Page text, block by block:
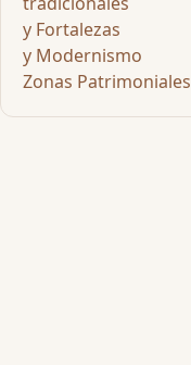
y Fortalezas
y Modernismo
Zonas Patrimoniales